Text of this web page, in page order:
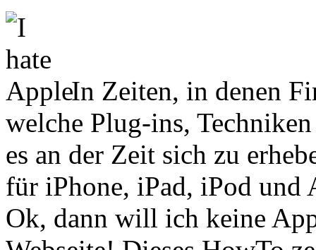
In Zeiten, in denen
welche Plug-ins,
es an der Zeit sich zu
für iPhone, iPad, iPod und
Ok, dann will ich keine